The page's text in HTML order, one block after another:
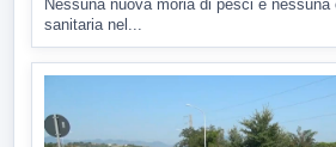
Nessuna nuova moria di pesci e
sanitaria nel...